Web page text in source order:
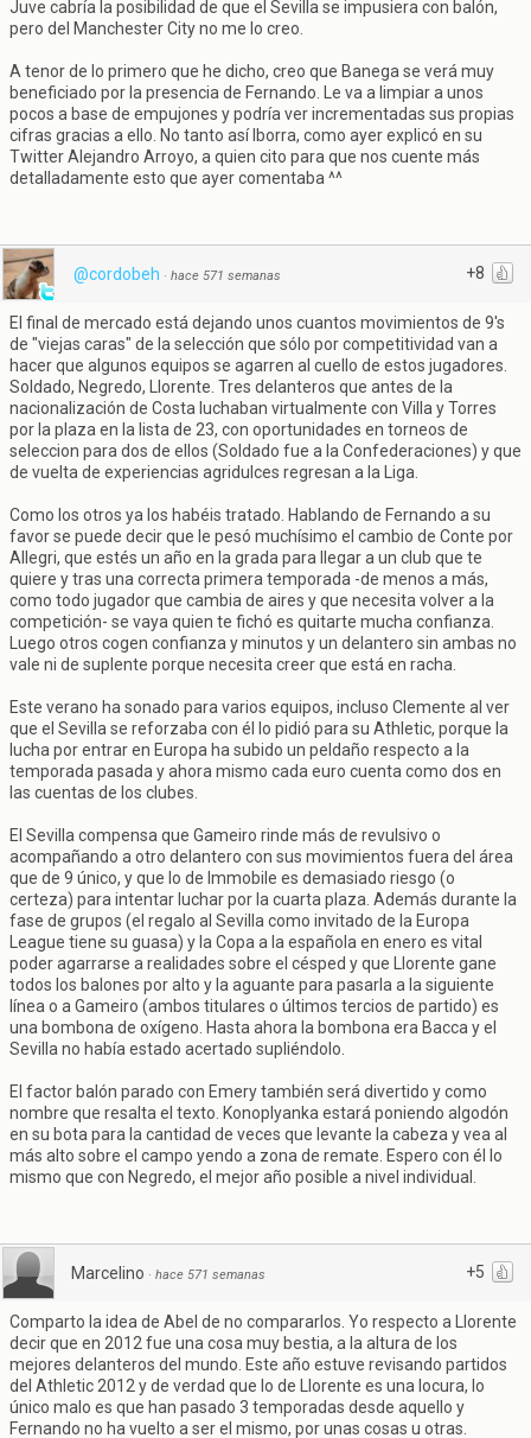
Juve cabría la posibilidad de que el Sevilla se impusiera con balón,
pero del Manchester City no me lo creo.
A tenor de lo primero que he dicho, creo que Banega se verá muy
beneficiado por la presencia de Fernando. Le va a limpiar a unos
pocos a base de empujones y podría ver incrementadas sus propias
cifras gracias a ello. No tanto así Iborra, como ayer explicó en su
Twitter Alejandro Arroyo, a quien cito para que nos cuente más
detalladamente esto que ayer comentaba ^^
+8
@cordobeh · hace 571 semanas
El final de mercado está dejando unos cuantos movimientos de 9's
de "viejas caras" de la selección que sólo por competitividad van a
hacer que algunos equipos se agarren al cuello de estos jugadores.
Soldado, Negredo, Llorente. Tres delanteros que antes de la
nacionalización de Costa luchaban virtualmente con Villa y Torres
por la plaza en la lista de 23, con oportunidades en torneos de
seleccion para dos de ellos (Soldado fue a la Confederaciones) y que
de vuelta de experiencias agridulces regresan a la Liga.
Como los otros ya los habéis tratado. Hablando de Fernando a su
favor se puede decir que le pesó muchísimo el cambio de Conte por
Allegri, que estés un año en la grada para llegar a un club que te
quiere y tras una correcta primera temporada -de menos a más,
como todo jugador que cambia de aires y que necesita volver a la
competición- se vaya quien te fichó es quitarte mucha confianza.
Luego otros cogen confianza y minutos y un delantero sin ambas no
vale ni de suplente porque necesita creer que está en racha.
Este verano ha sonado para varios equipos, incluso Clemente al ver
que el Sevilla se reforzaba con él lo pidió para su Athletic, porque la
lucha por entrar en Europa ha subido un peldaño respecto a la
temporada pasada y ahora mismo cada euro cuenta como dos en
las cuentas de los clubes.
El Sevilla compensa que Gameiro rinde más de revulsivo o
acompañando a otro delantero con sus movimientos fuera del área
que de 9 único, y que lo de Immobile es demasiado riesgo (o
certeza) para intentar luchar por la cuarta plaza. Además durante la
fase de grupos (el regalo al Sevilla como invitado de la Europa
League tiene su guasa) y la Copa a la española en enero es vital
poder agarrarse a realidades sobre el césped y que Llorente gane
todos los balones por alto y la aguante para pasarla a la siguiente
línea o a Gameiro (ambos titulares o últimos tercios de partido) es
una bombona de oxígeno. Hasta ahora la bombona era Bacca y el
Sevilla no había estado acertado supliéndolo.
El factor balón parado con Emery también será divertido y como
nombre que resalta el texto. Konoplyanka estará poniendo algodón
en su bota para la cantidad de veces que levante la cabeza y vea al
más alto sobre el campo yendo a zona de remate. Espero con él lo
mismo que con Negredo, el mejor año posible a nivel individual.
+5
Marcelino · hace 571 semanas
Comparto la idea de Abel de no compararlos. Yo respecto a Llorente
decir que en 2012 fue una cosa muy bestia, a la altura de los
mejores delanteros del mundo. Este año estuve revisando partidos
del Athletic 2012 y de verdad que lo de Llorente es una locura, lo
único malo es que han pasado 3 temporadas desde aquello y
Fernando no ha vuelto a ser el mismo, por unas cosas u otras.